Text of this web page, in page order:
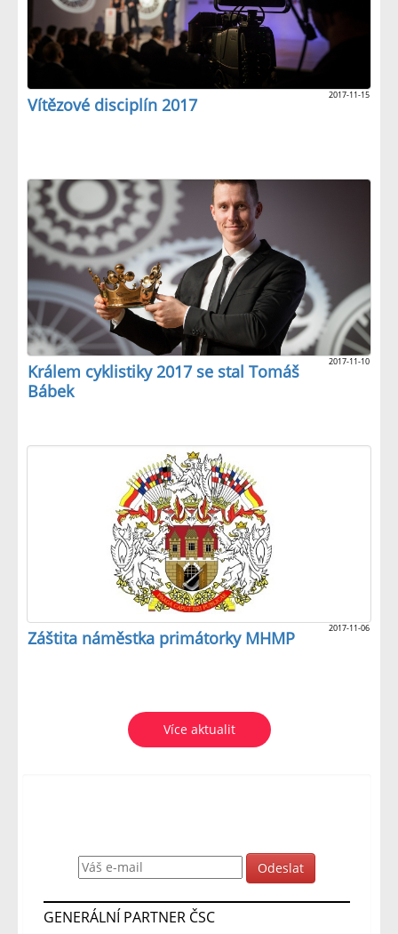
2017-11-15
Vítězové disciplín 2017
2017-11-10
Králem cyklistiky 2017 se stal Tomáš
Bábek
2017-11-06
Záštita náměstka primátorky MHMP
Více aktualit
GENERÁLNÍ PARTNER ČSC